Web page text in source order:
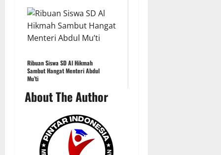
Ribuan Siswa SD Al Hikmah
Sambut Hangat Menteri Abdul
Mu’ti
About The Author